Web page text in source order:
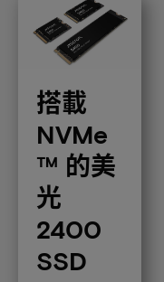
搭載
NVMe
™ 的美
光
2400
SSD